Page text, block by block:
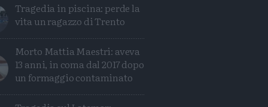
Tragedia in piscina: perde la
vita un ragazzo di Trento
Morto Mattia Maestri: aveva
13 anni, in coma dal 2017 dopo
un formaggio contaminato